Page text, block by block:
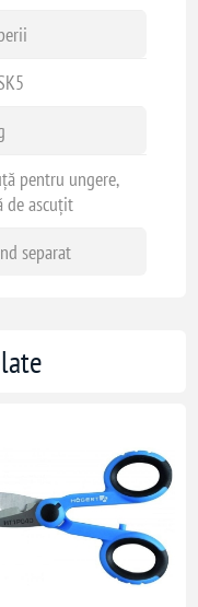
pentru ungere,
de ascuțit
separat